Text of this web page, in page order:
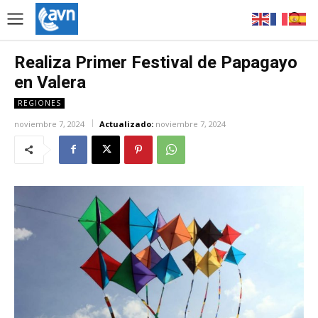
Realiza Primer Festival de Papagayo
en Valera
REGIONES
noviembre 7, 2024 Actualizado: noviembre 7, 2024